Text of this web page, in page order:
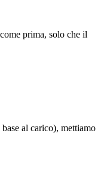
prima, solo che il
al carico), mettiamo